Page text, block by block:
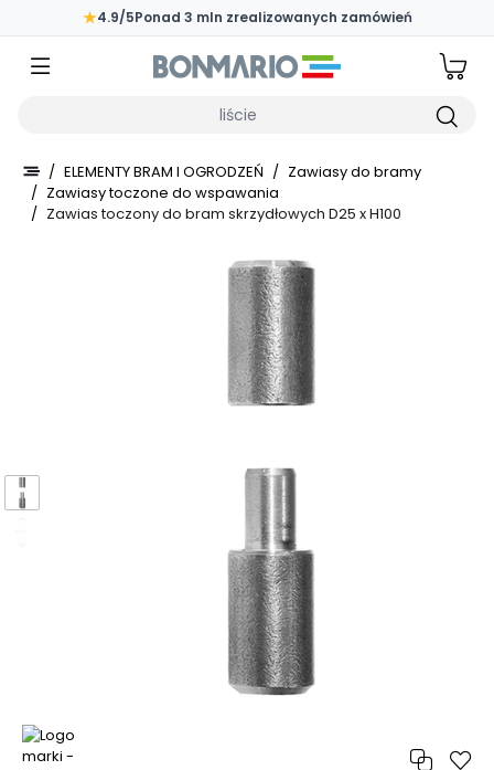
Przejdź do głównej zawartości strony
★4.9/5Ponad 3 mln zrealizowanych zamówień
/ ELEMENTY BRAM I OGRODZEŃ / Zawiasy do bramy
/ Zawiasy toczone do wspawania
/ Zawias toczony do bram skrzydłowych D25 x H100